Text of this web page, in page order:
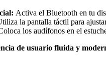
Activa el Bluetooth en tu
la pantalla táctil para
los audífonos en el
de usuario fluida y